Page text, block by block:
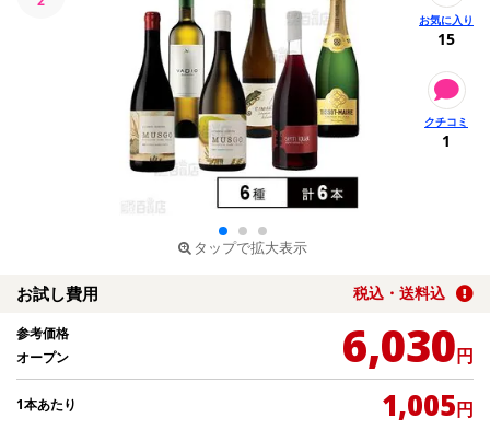
タップで拡大表示
15
1
お試し費用 税込・送料込
参考価格
オープン
6,030円
1本あたり 1,005円